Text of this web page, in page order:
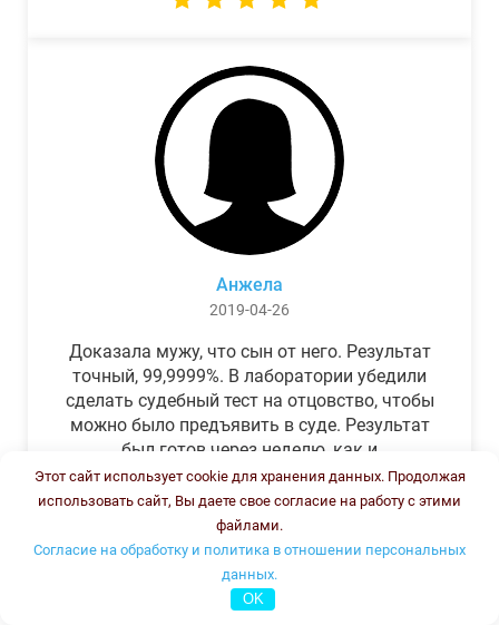
Анжела
2019-04-26
Доказала мужу, что сын от него. Результат
точный, 99,9999%. В лаборатории убедили
сделать судебный тест на отцовство, чтобы
можно было предъявить в суде. Результат
был готов через неделю, как и
обещали.Теперь муж бегает и извиняется.
Этот сайт использует cookie для хранения данных. Продолжая
использовать сайт, Вы даете свое согласие на работу с этими
файлами.
Согласие на обработку и политика в отношении персональных
данных.
OK